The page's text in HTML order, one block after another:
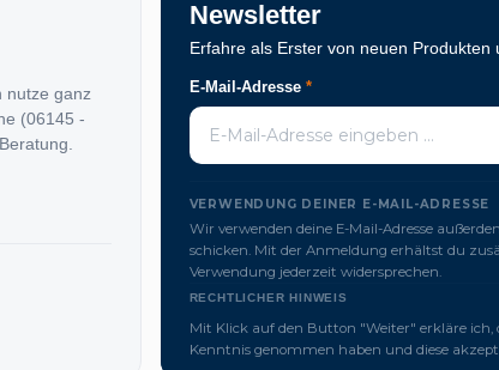
nutze ganz
(06145 -
Newsletter
Erfahre als Erster von neuen Produkten
E-Mail-Adresse *
VERWENDUNG DEINER E-MAIL-ADRESSE
Wir verwenden deine E-Mail-Adresse
schicken. Mit der Anmeldung erhältst du
Verwendung jederzeit widersprechen.
RECHTLICHER HINWEIS
Mit Klick auf den Button "Weiter" erkläre ich,
Kenntnis genommen haben und diese